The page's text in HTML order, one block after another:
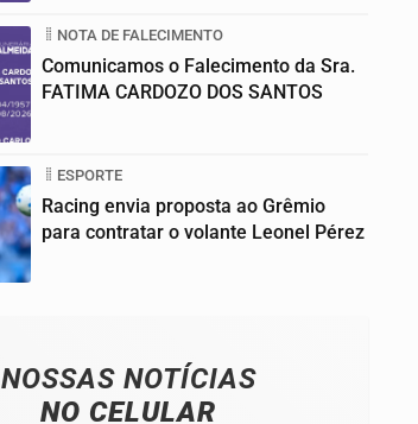
NOTA DE FALECIMENTO
Comunicamos o Falecimento da Sra.
FATIMA CARDOZO DOS SANTOS
ESPORTE
Racing envia proposta ao Grêmio
para contratar o volante Leonel Pérez
NOSSAS NOTÍCIAS
NO CELULAR